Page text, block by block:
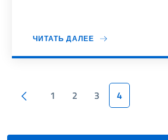
ЧИТАТЬ ДАЛЕЕ
Пагинация
Предыдущая страница
1 2 3 4